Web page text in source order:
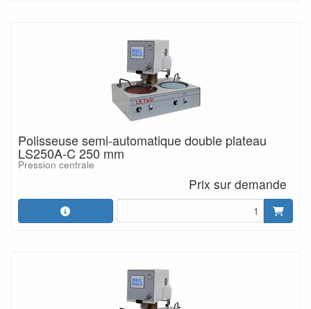
Polisseuse semi-automatique double plateau
LS250A-C 250 mm
Pression centrale
Prix sur demande